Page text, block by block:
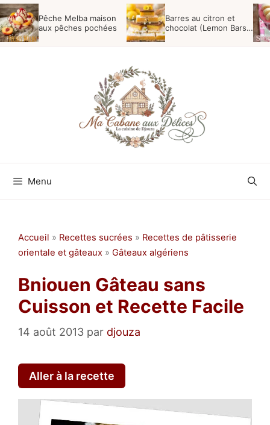
Aller
au
contenu
Pêche Melba maison
aux pêches pochées
Barres au citron et
chocolat (Lemon Bars
Menu
Accueil » Recettes sucrées » Recettes de pâtisserie
orientale et gâteaux » Gâteaux algériens
Bniouen Gâteau sans
Cuisson et Recette Facile
14 août 2013 par djouza
Aller à la recette